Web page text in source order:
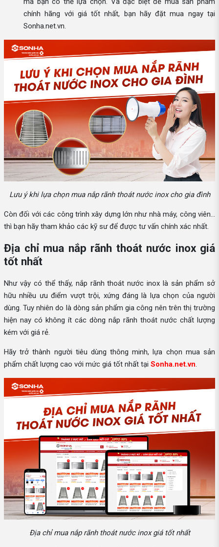
chính hãng với giá tốt nhất, bạn hãy đặt mua ngay tại
Sonha.net.vn.
Lưu ý khi lựa chọn mua nắp rãnh thoát nước inox cho gia đình
Còn đối với các công trình xây dựng lớn như nhà máy, công viên…
thì bạn hãy tham khảo các kỹ sư để được tư vấn chính xác nhất.
Địa chỉ mua nắp rãnh thoát nước inox giá
tốt nhất
Như vậy có thể thấy, nắp rãnh thoát nước inox là sản phẩm sở
hữu nhiều ưu điểm vượt trội, xứng đáng là lựa chọn của người
dùng. Tuy nhiên do là dòng sản phẩm gia công nên trên thị trường
hiện nay có không ít các dòng nắp rãnh thoát nước chất lượng
kém với giá rẻ.
Hãy trở thành người tiêu dùng thông minh, lựa chọn mua sản
phẩm chất lượng cao với mức giá tốt nhất tại Sonha.net.vn.
Địa chỉ mua nắp rãnh thoát nước inox giá tốt nhất